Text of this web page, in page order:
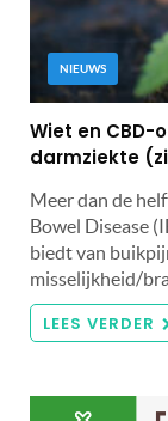
NIEUWS
Wiet en
darmziekte
Meer dan de
Bowel Disease
biedt van
misselijkheid/
LEES VERDER